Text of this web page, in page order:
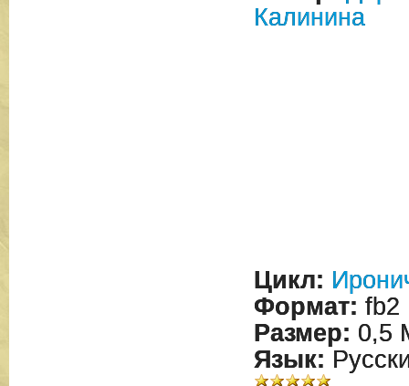
Калинина
Цикл:
Формат: fb2
Размер: 0,5
Язык: